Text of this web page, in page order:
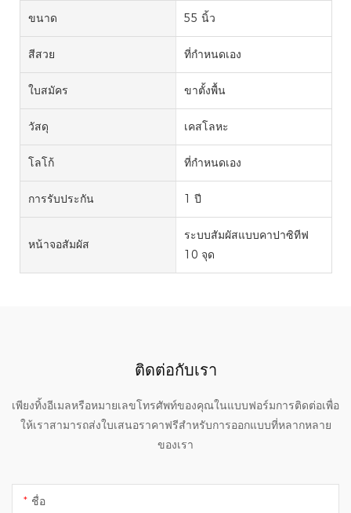
ขนาด 55 นิ้ว
สีสวย ที่กำหนดเอง
ใบสมัคร ขาตั้งพื้น
วัสดุ เคสโลหะ
โลโก้ ที่กำหนดเอง
การรับประกัน 1 ปี
หน้าจอสัมผัส
ระบบสัมผัสแบบคาปาซิทีฟ
10 จุด
ติดต่อกับเรา
เพียงทิ้งอีเมลหรือหมายเลขโทรศัพท์ของคุณในแบบฟอร์มการติดต่อเพื่อ
ให้เราสามารถส่งใบเสนอราคาฟรีสำหรับการออกแบบที่หลากหลาย
ของเรา
ชื่อ